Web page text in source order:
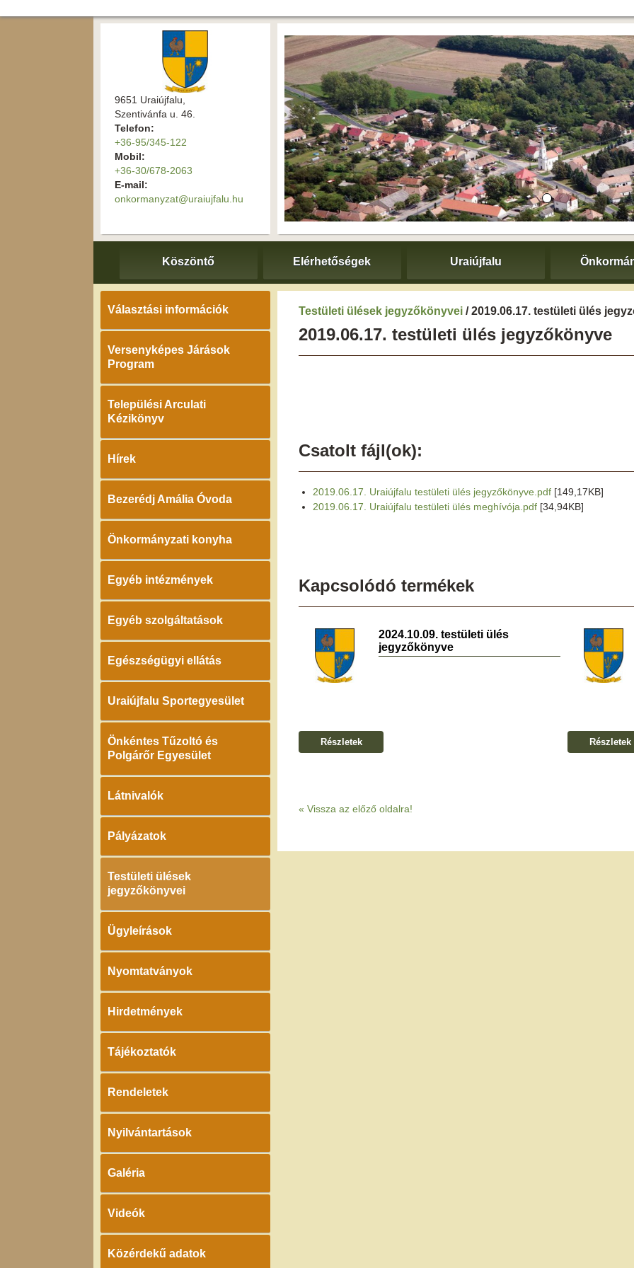
9651 Uraiújfalu,
Szentivánfa u. 46.
Telefon:
+36-95/345-122
Mobil:
+36-30/678-2063
E-mail:
onkormanyzat@uraiujfalu.hu
Köszöntő Elérhetőségek Uraiújfalu
Választási információk
Versenyképes Járások
Program
Települési Arculati
Kézikönyv
Hírek
Bezerédj Amália Óvoda
Önkormányzati konyha
Egyéb intézmények
Egyéb szolgáltatások
Egészségügyi ellátás
Uraiújfalu Sportegyesület
Önkéntes Tűzoltó és
Polgárőr Egyesület
Látnivalók
Pályázatok
Testületi ülések
jegyzőkönyvei
Ügyleírások
Nyomtatványok
Hirdetmények
Tájékoztatók
Rendeletek
Nyilvántartások
Galéria
Videók
Közérdekű adatok
Testületi ülések jegyzőkönyvei / 2019.06.17. testületi ülés
2019.06.17. testületi ülés jegyzőkönyve
Csatolt fájl(ok):
2019.06.17. Uraiújfalu testületi ülés jegyzőkönyve.pdf [149,17KB]
2019.06.17. Uraiújfalu testületi ülés meghívója.pdf [34,94KB]
Kapcsolódó termékek
2024.10.09. testületi ülés
jegyzőkönyve
Részletek Részletek
« Vissza az előző oldalra!